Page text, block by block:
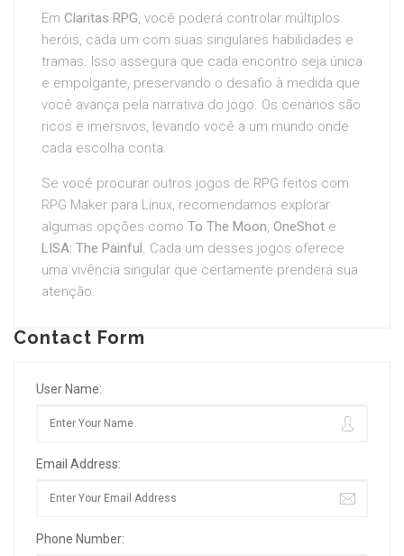
Em Claritas RPG, você poderá controlar múltiplos
heróis, cada um com suas singulares habilidades e
tramas. Isso assegura que cada encontro seja única
e empolgante, preservando o desafio à medida que
você avança pela narrativa do jogo. Os cenários são
ricos e imersivos, levando você a um mundo onde
cada escolha conta.
Se você procurar outros jogos de RPG feitos com
RPG Maker para Linux, recomendamos explorar
algumas opções como To The Moon, OneShot e
LISA: The Painful. Cada um desses jogos oferece
uma vivência singular que certamente prenderá sua
atenção.
Contact Form
User Name:
Email Address:
Phone Number: